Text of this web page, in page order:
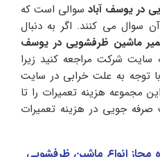
در یوسف آباد سوالی است که
سوال می کنند. اگر به دنبال
ماشین ظرفشویی در یوسف
سایت شرکت مراجعه کنید زیرا
توجه به علت خرابی در سایت
مجموعه هزینه تعمیرات را تا
صرفه جویی در هزینه تعمیرات